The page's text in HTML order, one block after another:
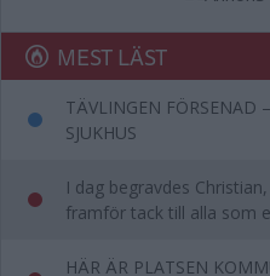
MEST LÄST
TÄVLINGEN FÖRSENAD
SJUKHUS
I dag begravdes
framför tack till alla som
HÄR ÄR PLATSEN